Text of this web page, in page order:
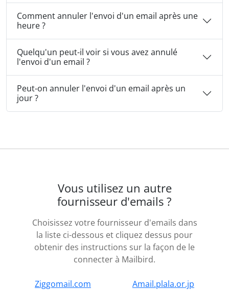
Comment annuler l'envoi d'un email après une
heure ?
Quelqu'un peut-il voir si vous avez annulé
l'envoi d'un email ?
Peut-on annuler l'envoi d'un email après un
jour ?
Vous utilisez un autre
fournisseur d'emails ?
Choisissez votre fournisseur d'emails dans
la liste ci-dessous et cliquez dessus pour
obtenir des instructions sur la façon de le
connecter à Mailbird.
Ziggomail.com
Amail.plala.or.jp